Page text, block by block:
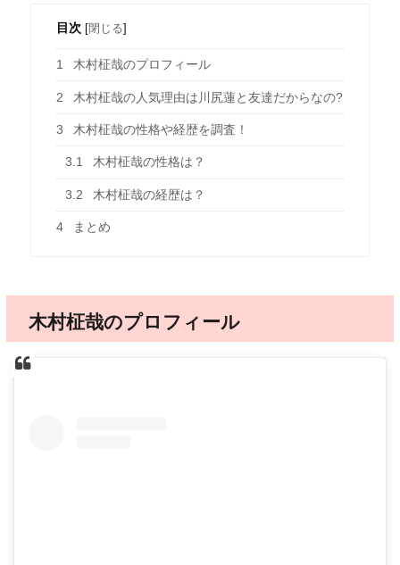
目次 [閉じる]
1 木村柾哉のプロフィール
2 木村柾哉の人気理由は川尻蓮と友達だからなの?
3 木村柾哉の性格や経歴を調査！
3.1 木村柾哉の性格は？
3.2 木村柾哉の経歴は？
4 まとめ
木村柾哉のプロフィール